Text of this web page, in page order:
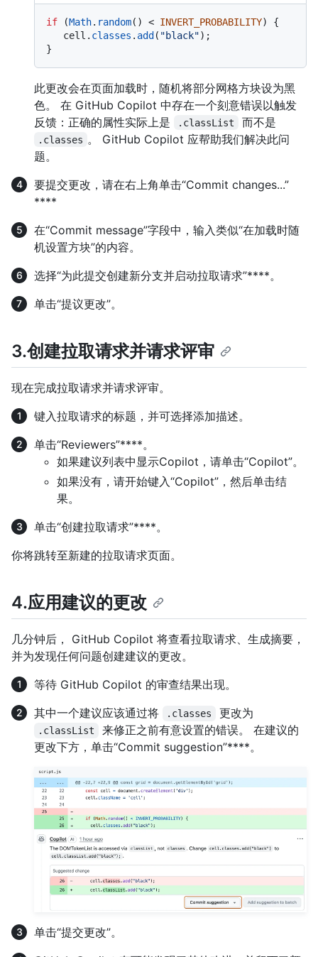
if (Math. random() < INVERT_PROBABILITY) {
   cell.
classes . add( "black");
此更改会在页面加载时，随机将部分网格方块设为黑
色。 在 GitHub Copilot 中存在一个刻意错误以触发
反馈：正确的属性实际上是
.classList 而不是
.classes 。 GitHub Copilot 应帮助我们解决此问
题。
要提交更改，请在右上角单击“Commit changes...”
****
在“Commit message”字段中，输入类似“在加载时随
机设置方块”的内容。
选择“为此提交创建新分支并启动拉取请求”****。
单击“提议更改”。
3.创建拉取请求并请求评审
现在完成拉取请求并请求评审。
键入拉取请求的标题，并可选择添加描述。
单击“Reviewers”****。
如果建议列表中显示Copilot，请单击“Copilot”。
如果没有，请开始键入“Copilot”，然后单击结
果。
单击“创建拉取请求”****。
你将跳转至新建的拉取请求页面。
4.应用建议的更改
几分钟后， GitHub Copilot 将查看拉取请求、生成摘要，
并为发现任何问题创建建议的更改。
等待 GitHub Copilot 的审查结果出现。
其中一个建议应该通过将
.classes 更改为
.classList
来修正之前有意设置的错误。 在建议的
更改下方，单击“Commit suggestion”****。
单击“提交更改”。